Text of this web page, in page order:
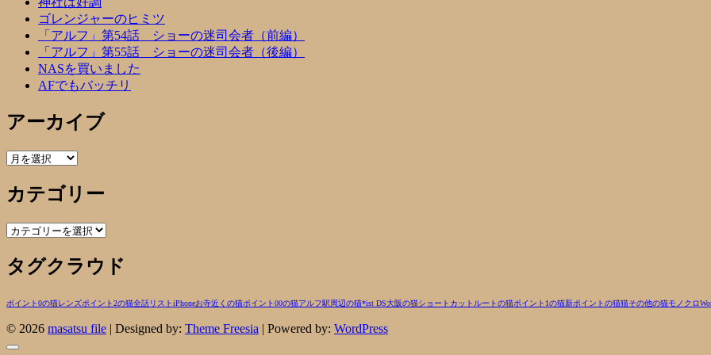
ゴレンジャーのヒミツ
「アルフ」第54話 ショーの迷司会者（前編）
「アルフ」第55話 ショーの迷司会者（後編）
NASを買いました
AFでもバッチリ
アーカイブ
ア
カ
イ
ブ
カテゴリー
カ
ゴ
リ
タグクラウド
ポイント0の猫レンズポイント2の猫全話リストiPhoneお寺近くの猫ポイント00の猫アルフ駅周辺の猫*ist DS大阪の猫ショートカットルートの猫ポイント1の猫新ポイントの猫猫その他の猫モノクロ
© 2026 masatsu file | Designed by: Theme Freesia | Powered by: WordPress